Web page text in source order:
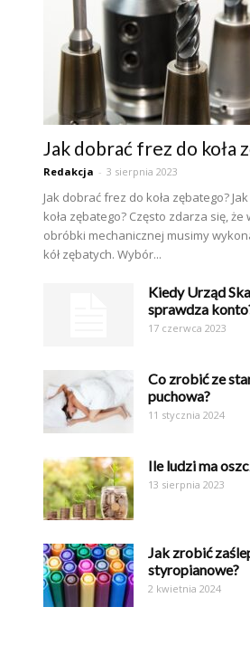
Jak dobrać frez do koła
Redakcja - 3 sierpnia 2023
Jak dobrać frez do koła zębatego?
koła zębatego? Często zdarza się, że
obróbki mechanicznej musimy
kół zębatych. Wybór...
Kiedy Urząd
sprawdza
17 czerwca 2023
Co zrobić ze
puchowa?
11 stycznia 2024
Ile ludzi ma
13 sierpnia 2023
Jak zrobić
styropianowe?
2 kwietnia 2024